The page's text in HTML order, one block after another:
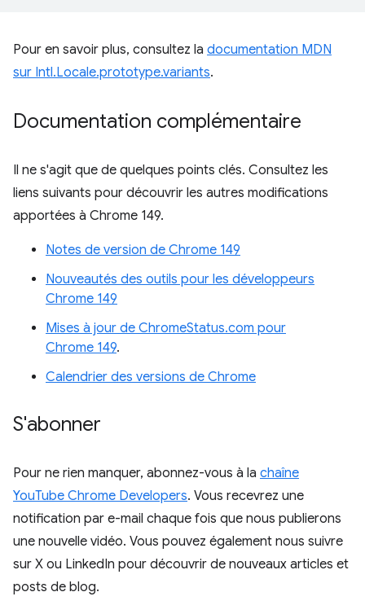
Pour en savoir plus, consultez la documentation MDN
sur Intl.Locale.prototype.variants.
Documentation complémentaire
Il ne s'agit que de quelques points clés. Consultez les
liens suivants pour découvrir les autres modifications
apportées à Chrome 149.
Notes de version de Chrome 149
Nouveautés des outils pour les développeurs
Chrome 149
Mises à jour de ChromeStatus.com pour
Chrome 149.
Calendrier des versions de Chrome
S'abonner
Pour ne rien manquer, abonnez-vous à la chaîne
YouTube Chrome Developers. Vous recevrez une
notification par e-mail chaque fois que nous publierons
une nouvelle vidéo. Vous pouvez également nous suivre
sur X ou LinkedIn pour découvrir de nouveaux articles et
posts de blog.